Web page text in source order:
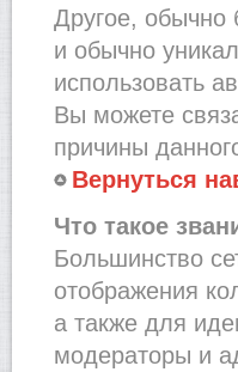
Другое, обычно
и обычно
использовать
Вы можете
причины
Вернуться
Что такое
Большинство
отображения
а также для
модераторы и